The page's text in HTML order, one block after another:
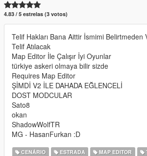
4.83 / 5 estrelas (3 votos)
Telif Hakları Bana Aittir İsmimi Belirtmeden
Telif Atılacak
Map Editor İle Çalışır İyi Oyunlar
türkiye askeri olmaya bilir sizde
Requires Map Editor
ŞİMDİ V2 İLE DAHADA EĞLENCELİ
DOST MODCULAR
Sato8
okan
ShadowWolfTR
MG - HasanFurkan :D
CENÁRIO ESTRADA MAP EDITOR